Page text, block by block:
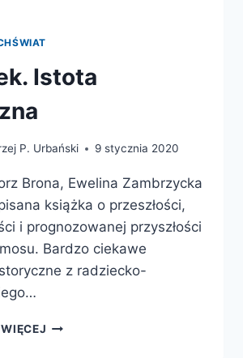
Istota
P. Urbański 9 stycznia 2020
Brona, Ewelina Zambrzycka
książka o przeszłości,
i prognozowanej przyszłości
Bardzo ciekawe
z radziecko-
CZŁOWIEK.